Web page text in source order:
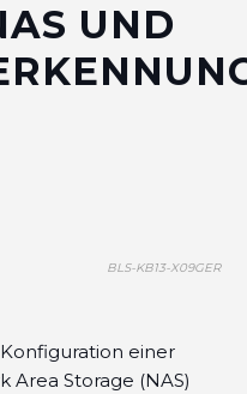
genießen mit
Medien und einer
oder NAD M50.2
über BluOS nicht
UND
BLS-KB13-X09GER
einer
Area Storage (NAS)